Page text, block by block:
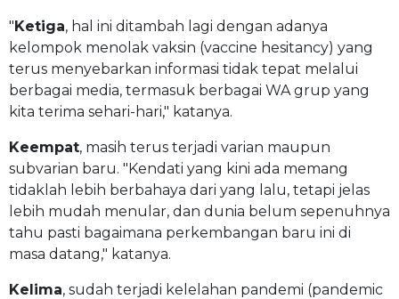
"Ketiga, hal ini ditambah lagi dengan adanya
kelompok menolak vaksin (vaccine hesitancy) yang
terus menyebarkan informasi tidak tepat melalui
berbagai media, termasuk berbagai WA grup yang
kita terima sehari-hari," katanya.
Keempat, masih terus terjadi varian maupun
subvarian baru. "Kendati yang kini ada memang
tidaklah lebih berbahaya dari yang lalu, tetapi jelas
lebih mudah menular, dan dunia belum sepenuhnya
tahu pasti bagaimana perkembangan baru ini di
masa datang," katanya.
Kelima, sudah terjadi kelelahan pandemi (pandemic